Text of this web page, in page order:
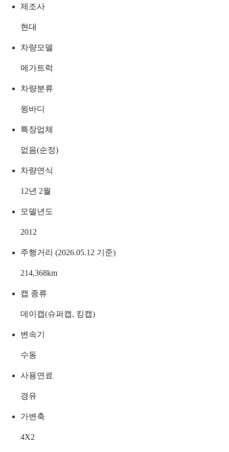
제조사
현대
차량모델
메가트럭
차량분류
윙바디
특장업체
없음(순정)
차량연식
12년 2월
모델년도
2012
주행거리 (2026.05.12 기준)
214,368km
캡 종류
데이캡(슈퍼캡, 킹캡)
변속기
수동
사용연료
경유
가변축
4X2